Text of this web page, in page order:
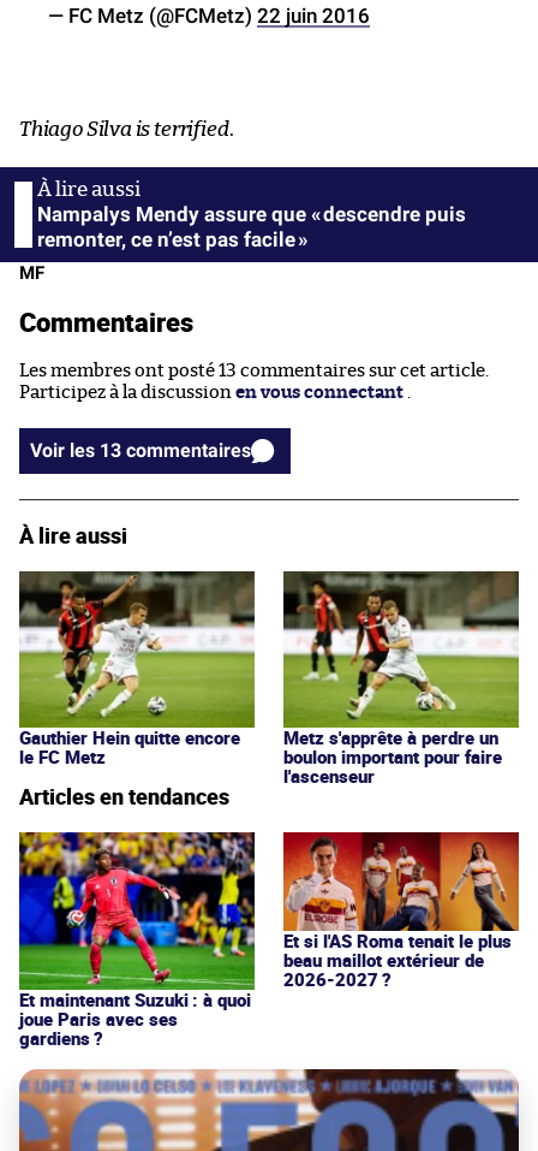
— FC Metz (@FCMetz) 22 juin 2016
Thiago Silva is terrified.
Nampalys Mendy assure que « descendre puis
remonter, ce n’est pas facile »
MF
Commentaires
Les membres ont posté 13 commentaires sur cet article.
Participez à la discussion en vous connectant .
Voir les 13 commentaires
À lire aussi
Gauthier Hein quitte encore
le FC Metz
Metz s'apprête à perdre un
boulon important pour faire
l'ascenseur
Articles en tendances
Et maintenant Suzuki : à quoi
joue Paris avec ses
gardiens ?
Et si l'AS Roma tenait le plus
beau maillot extérieur de
2026-2027 ?